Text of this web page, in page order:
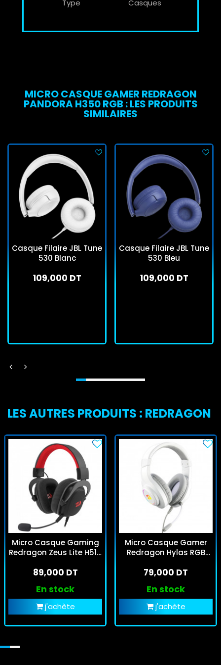
Type Casques
MICRO CASQUE GAMER REDRAGON
PANDORA H350 RGB : LES PRODUITS
SIMILAIRES
Casque Filaire JBL Tune
530 Blanc
109,000 DT
Casque Filaire JBL Tune
530 Bleu
109,000 DT
LES AUTRES PRODUITS : REDRAGON
Micro Casque Gaming
Redragon Zeus Lite H510
89,000 DT
En stock
j'achète
Micro Casque Gamer
Redragon Hylas RGB
79,000 DT
En stock
j'achète